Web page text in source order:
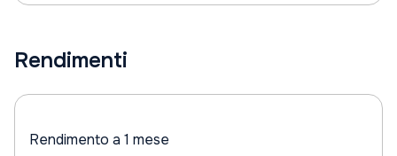
Rendimenti
Rendimento a 1 mese